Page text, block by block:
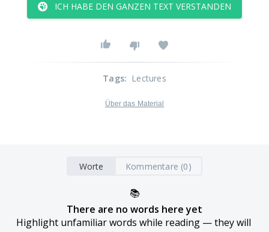
ICH HABE DEN GANZEN TEXT VERSTANDEN
Tags: Lectures
Über das Material
Worte Kommentare (0)
📚
There are no words here yet
Highlight unfamiliar words while reading — they will